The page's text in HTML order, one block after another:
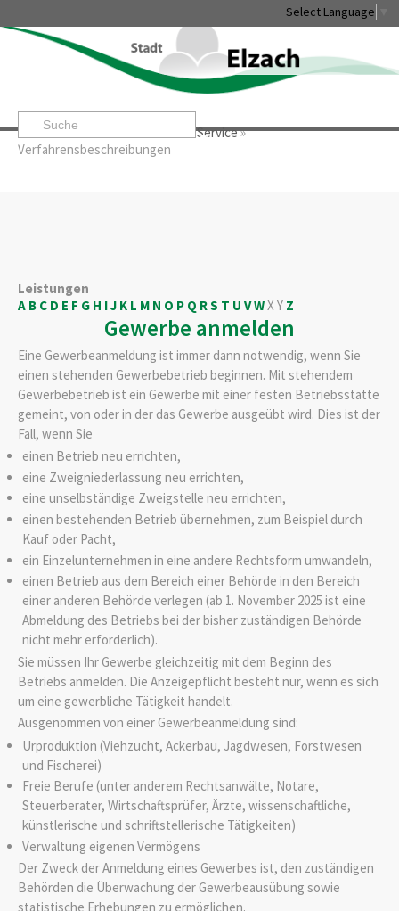
Select Language
Startseite» »Service»
Verfahrensbeschreibungen
Leben & Erleben Rathaus & Service
Leistungen
A B C D E F G H IJ K L M N O P Q RS T U VWXY Z
Gewerbe anmelden
Eine Gewerbeanmeldung ist immer dann notwendig, wenn Sie
einen stehenden Gewerbebetrieb beginnen. Mit stehendem
Gewerbebetrieb ist ein Gewerbe mit einer festen Betriebsstätte
gemeint, von oder in der das Gewerbe ausgeübt wird. Dies ist der
Fall, wenn Sie
einen Betrieb neu errichten,
eine Zweigniederlassung neu errichten,
eine unselbständige Zweigstelle neu errichten,
einen bestehenden Betrieb übernehmen, zum Beispiel durch
Kauf oder Pacht,
ein Einzelunternehmen in eine andere Rechtsform umwandeln,
einen Betrieb aus dem Bereich einer Behörde in den Bereich
einer anderen Behörde verlegen (ab 1. November 2025 ist eine
Abmeldung des Betriebs bei der bisher zuständigen Behörde
nicht mehr erforderlich).
Sie müssen Ihr Gewerbe gleichzeitig mit dem Beginn des
Betriebs anmelden. Die Anzeigepflicht besteht nur, wenn es sich
um eine gewerbliche Tätigkeit handelt.
Ausgenommen von einer Gewerbeanmeldung sind:
Urproduktion (Viehzucht, Ackerbau, Jagdwesen, Forstwesen
und Fischerei)
Freie Berufe (unter anderem Rechtsanwälte, Notare,
Steuerberater, Wirtschaftsprüfer, Ärzte, wissenschaftliche,
künstlerische und schriftstellerische Tätigkeiten)
Verwaltung eigenen Vermögens
Der Zweck der Anmeldung eines Gewerbes ist, den zuständigen
Behörden die Überwachung der Gewerbeausübung sowie
statistische Erhebungen zu ermöglichen.